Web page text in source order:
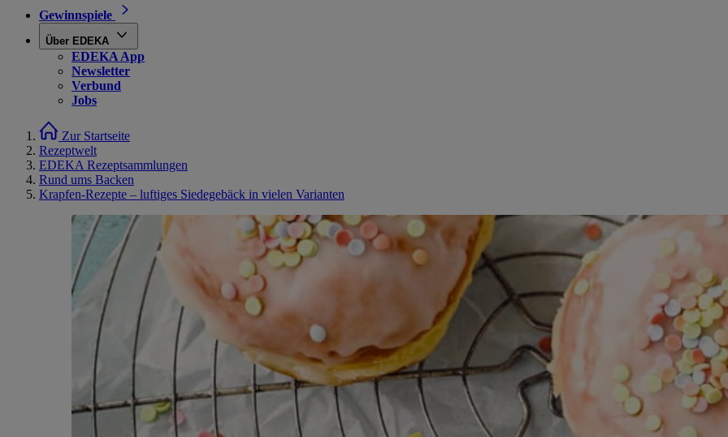
Gewinnspiele
Über EDEKA
EDEKA App
Newsletter
Verbund
Jobs
Zur Startseite
Rezeptwelt
EDEKA Rezeptsammlungen
Rund ums Backen
Krapfen-Rezepte – luftiges Siedegebäck in vielen Varianten